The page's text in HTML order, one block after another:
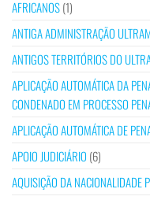
AFRICANOS(1)
ANTIGA ADMINISTRAÇÃO
ANTIGOS TERRITÓRIOS DO
APLICAÇÃO AUTOMÁTICA DA
CONDENADO EM PROCESSO
APLICAÇÃO AUTOMÁTICA DE
APOIO JUDICIÁRIO (6)
AQUISIÇÃO DA NACIONALIDADE